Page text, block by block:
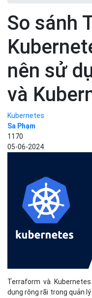
So sánh
nên sử
và
Kubernetes
Sa Phạm
1170
05-06-2024
Terraform và
dụng rộng rãi trong quản